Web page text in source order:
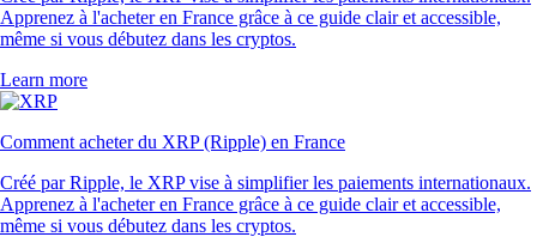
Apprenez à l'acheter en France grâce à ce guide clair et accessible,
même si vous débutez dans les cryptos.
Learn more
Comment acheter du XRP (Ripple) en France
Créé par Ripple, le XRP vise à simplifier les paiements internationaux.
Apprenez à l'acheter en France grâce à ce guide clair et accessible,
même si vous débutez dans les cryptos.